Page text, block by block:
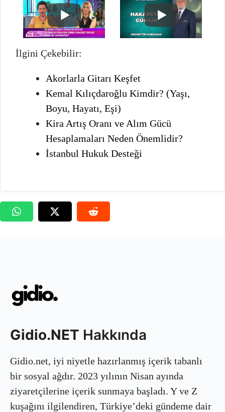
İlgini Çekebilir:
Akorlarla Gitarı Keşfet
Kemal Kılıçdaroğlu Kimdir? (Yaşı,
Boyu, Hayatı, Eşi)
Kira Artış Oranı ve Alım Gücü
Hesaplamaları Neden Önemlidir?
İstanbul Hukuk Desteği
Gidio.NET Hakkında
Gidio.net, iyi niyetle hazırlanmış içerik tabanlı
bir sosyal ağdır. 2023 yılının Nisan ayında
ziyaretçilerine içerik sunmaya başladı. Y ve Z
kuşağını ilgilendiren, Türkiye’deki gündeme dair